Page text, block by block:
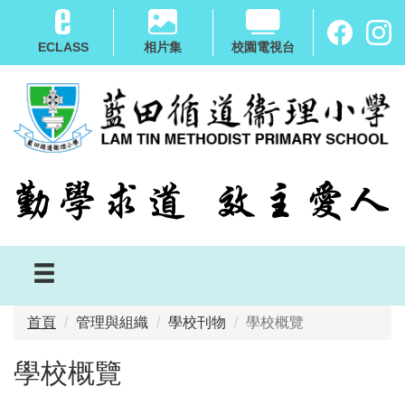
內
ECLASS 相片集 校園電視台
首頁 管理與組織 學校刊物 學校概覽
學校概覽